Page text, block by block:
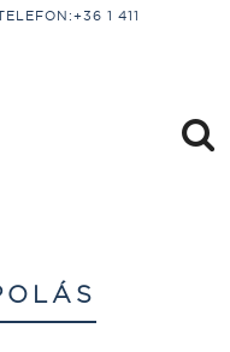
1 411